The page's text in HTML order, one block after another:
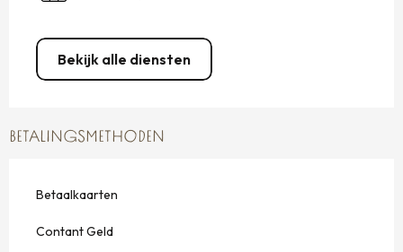
Bekijk alle diensten
BETALINGSMETHODEN
Betaalkaarten
Contant Geld